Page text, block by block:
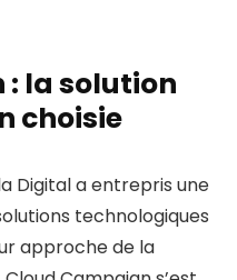
la solution
choisie
Digital a entrepris une
technologiques
approche de la